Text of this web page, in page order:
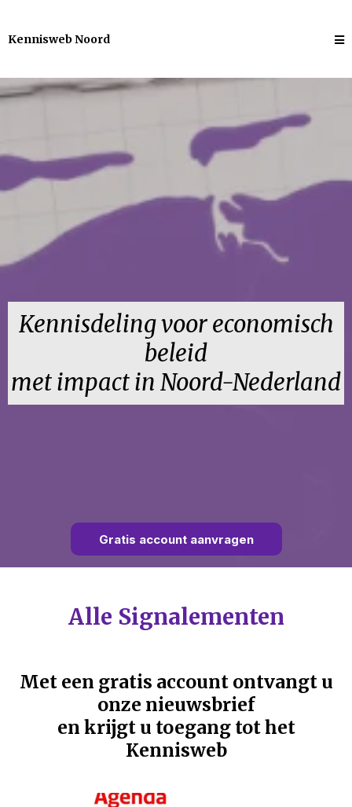
KenniswebNoord
Kennisdeling voor economisch
beleid
met impact in Noord-Nederland
Gratis account aanvragen
Alle Signalementen
Met een gratis account ontvangt u
onze nieuwsbrief
en krijgt u toegang tot het
Kennisweb